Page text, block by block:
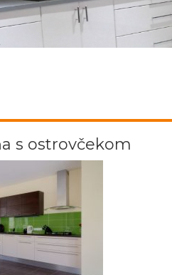
s ostrovčekom